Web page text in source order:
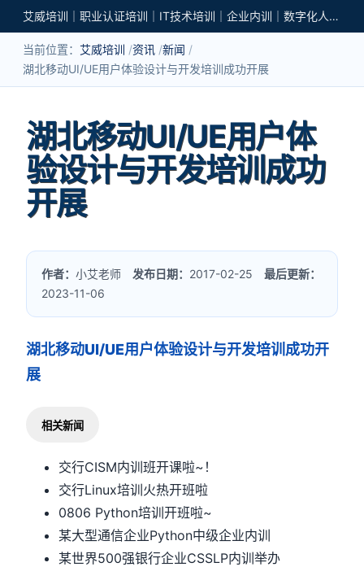
艾威培训｜职业认证培训｜IT技术培训｜企业内训｜数字化人才培养
当前位置： 艾威培训 资讯 新闻
湖北移动UI/UE用户体验设计与开发培训成功开展
湖北移动UI/UE用户体
验设计与开发培训成功
开展
作者：小艾老师 发布日期： 2017-02-25最后更新：
2023-11-06
湖北移动UI/UE用户体验设计与开发培训成功开
展
相关新闻
交行CISM内训班开课啦~！
交行Linux培训火热开班啦
0806 Python培训开班啦~
某大型通信企业Python中级企业内训
某世界500强银行企业CSSLP内训举办